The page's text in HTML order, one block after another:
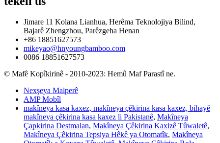
Jimare 11 Kolana Lianhua, Herêma Teknolojiya Bilind,
Bajarê Zhengzhou, Parêzgeha Henan
+86 18851627573
mikeyao@hnyoungbamboo.com
0086 18851627573
© Mafê Kopîkirinê - 2010-2023: Hemû Maf Parastî ne.
Nexşeya Malperê
AMP Mobîl
makîneya kasa kaxez, makîneya çêkirina kasa kaxez, bihayê
makîneya çêkirina kasa kaxez li Pakistanê, Makîneya
Çapkirina Destmalan, Makîneya Çêkirina Kaxizê Tûwaletê,
Makîneya Çêkirina Tepsiya Hêkê ya Otomatîk, Makîneya